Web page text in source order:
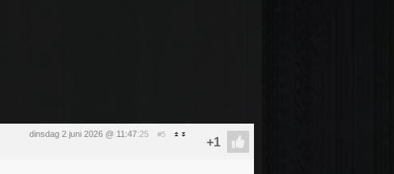
dinsdag 2 juni 2026 @ 11:47:25 #5